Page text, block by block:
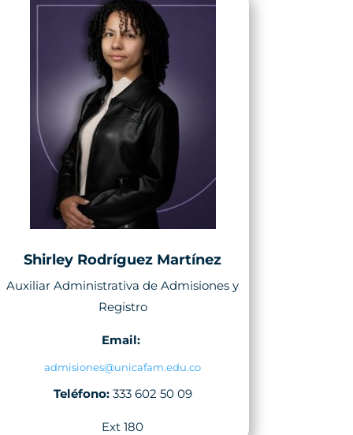
Shirley Rodríguez Martínez
Auxiliar Administrativa de Admisiones y
Registro
Email:
admisiones@unicafam.edu.co
Teléfono: 333 602 50 09
Ext 180